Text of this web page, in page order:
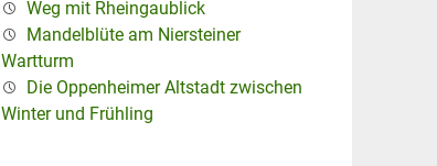
Weg mit Rheingaublick
Mandelblüte am Niersteiner
Wartturm
Die Oppenheimer Altstadt zwischen
Winter und Frühling